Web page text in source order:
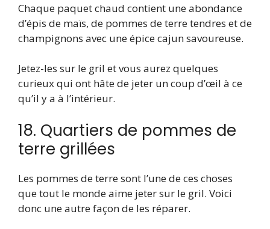
Chaque paquet chaud contient une abondance
d’épis de maïs, de pommes de terre tendres et de
champignons avec une épice cajun savoureuse.
Jetez-les sur le gril et vous aurez quelques
curieux qui ont hâte de jeter un coup d’œil à ce
qu’il y a à l’intérieur.
18. Quartiers de pommes de
terre grillées
Les pommes de terre sont l’une de ces choses
que tout le monde aime jeter sur le gril. Voici
donc une autre façon de les réparer.